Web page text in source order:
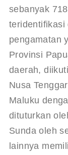
sebanyak
teridentifikasi
pengamatan
Provinsi
daerah,
Nusa
Maluku
dituturkan
Sunda oleh
lainnya